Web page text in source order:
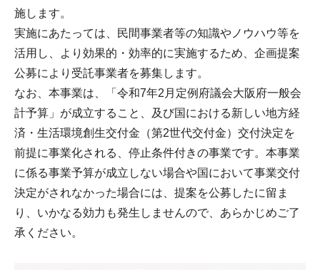
施します。
実施にあたっては、民間事業者等の知識やノウハウ等を
活用し、より効果的・効率的に実施するため、企画提案
公募により受託事業者を募集します。
なお、本事業は、「令和7年2月定例府議会大阪府一般会
計予算」が成立すること、及び国における新しい地方経
済・生活環境創生交付金（第2世代交付金）交付決定を
前提に事業化される、停止条件付きの事業です。本事業
に係る事業予算が成立しない場合や国において事業交付
決定がされなかった場合には、提案を公募したに留ま
り、いかなる効力も発生しませんので、あらかじめご了
承ください。